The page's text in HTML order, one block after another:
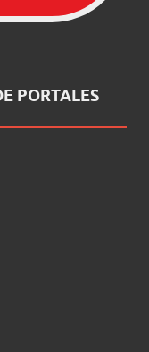
PORTALES